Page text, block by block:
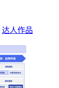
达人作品